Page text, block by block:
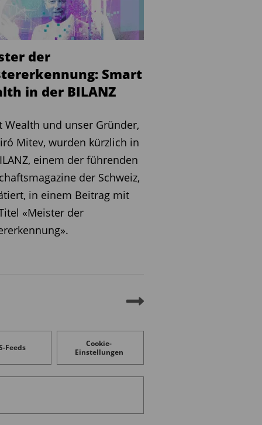
der
Smart
in der BILANZ
Wealth und unser Gründer,
Mitev, wurden kürzlich in
einem der führenden
der Schweiz,
in einem Beitrag mit
«Meister der
Feeds
Cookie-
Einstellungen